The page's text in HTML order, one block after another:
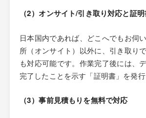
（2）オンサイト/引き取り対応と証
日本国内であれば、どこへでもお伺
所（オンサイト）以外に、引き取り
も対応可能です。作業完了後には、
完了したことを示す「証明書」を発行
（3）事前見積もりを無料で対応